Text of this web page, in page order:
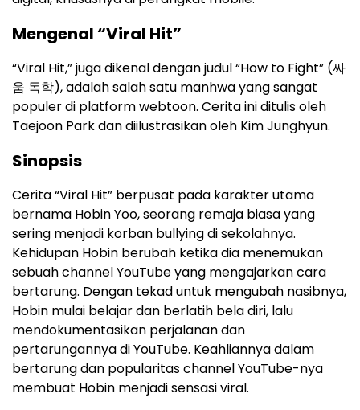
Mengenal “Viral Hit”
“Viral Hit,” juga dikenal dengan judul “How to Fight” (싸
움 독학), adalah salah satu manhwa yang sangat
populer di platform webtoon. Cerita ini ditulis oleh
Taejoon Park dan diilustrasikan oleh Kim Junghyun.
Sinopsis
Cerita “Viral Hit” berpusat pada karakter utama
bernama Hobin Yoo, seorang remaja biasa yang
sering menjadi korban bullying di sekolahnya.
Kehidupan Hobin berubah ketika dia menemukan
sebuah channel YouTube yang mengajarkan cara
bertarung. Dengan tekad untuk mengubah nasibnya,
Hobin mulai belajar dan berlatih bela diri, lalu
mendokumentasikan perjalanan dan
pertarungannya di YouTube. Keahliannya dalam
bertarung dan popularitas channel YouTube-nya
membuat Hobin menjadi sensasi viral.